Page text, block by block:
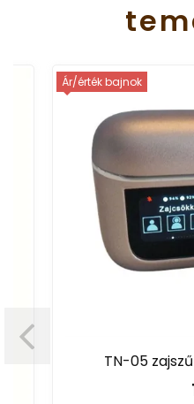
Ár/érték bajnok
TN-05
11